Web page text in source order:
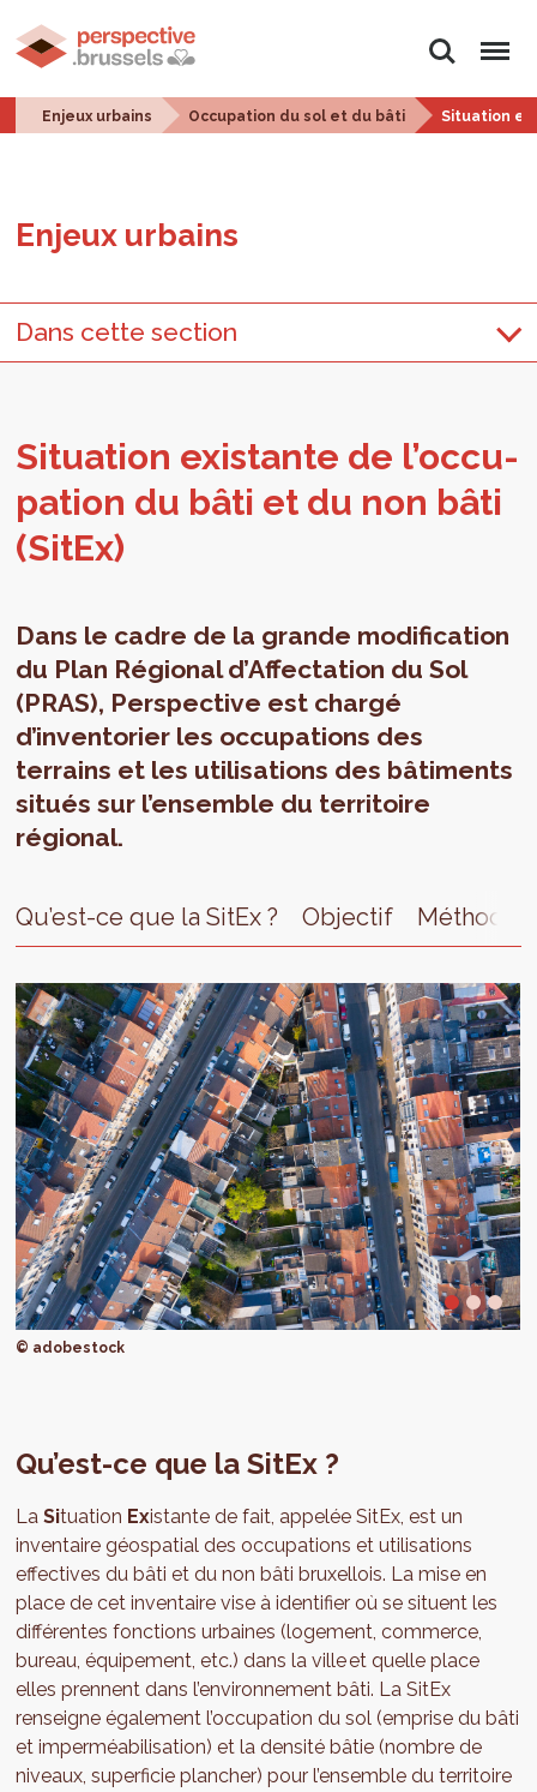
Rechercher
Menu
Enjeux urbains Occupation du sol et du bâti Situation
Enjeux urbains
Dans cette section
Situa­tion exis­tante de l’oc­cu­
pa­tion du bâti et du non bâti
(SitEx)
Dans le cadre de la grande modification
du Plan Régional d’Affectation du Sol
(PRAS), Perspective est chargé
d’inventorier les occupations des
terrains et les utilisations des bâtiments
situés sur l’ensemble du territoire
régional.
Qu’est-ce que la SitEx ? Objectif Méthode
© adobestock
Qu’est-ce que la SitEx ?
LaSituation Existante de fait, appelée SitEx, est un
inventaire géospatial des occupations et utilisations
effectives du bâti et du non bâti bruxellois. La mise en
place de cet inventaire vise à identifier où se situent les
différentes fonctions urbaines (logement, commerce,
bureau, équipement, etc.) dans la ville et quelle place
elles prennent dans l’environnement bâti. La SitEx
renseigne également l’occupation du sol (emprise du bâti
et imperméabilisation) et la densité bâtie (nombre de
niveaux, superficie plancher) pour l’ensemble du territoire